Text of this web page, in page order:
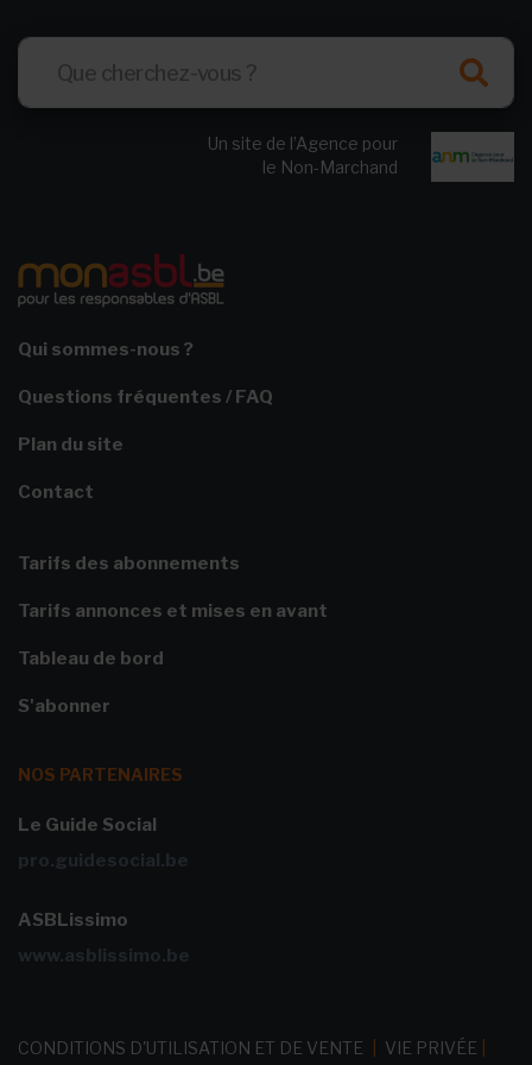
Un site de l’Agence pour
le Non-Marchand
Qui sommes-nous ?
Questions fréquentes / FAQ
Plan du site
Contact
Tarifs des abonnements
Tarifs annonces et mises en avant
Tableau de bord
S'abonner
NOS PARTENAIRES
Le Guide Social
pro.guidesocial.be
ASBLissimo
www.asblissimo.be
CONDITIONS D'UTILISATION ET DE VENTE VIE PRIVÉE